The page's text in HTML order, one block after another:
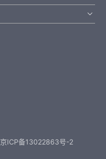
京ICP备13022863号-2